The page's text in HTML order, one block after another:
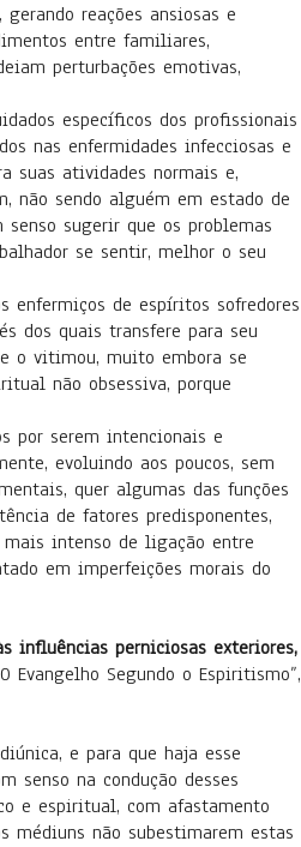
reações ansiosas e
entre familiares,
perturbações emotivas,
específicos dos profissionais
nas enfermidades infecciosas e
suas atividades normais e,
não sendo alguém em estado de
sugerir que os problemas
se sentir, melhor o seu
enfermiços de espíritos sofredores
dos quais transfere para seu
o vitimou, muito embora se
não obsessiva, porque
serem intencionais e
evoluindo aos poucos, sem
quer algumas das funções
de fatores predisponentes,
mais intenso de ligação entre
em imperfeições morais do
influências perniciosas exteriores,
Evangelho Segundo o Espiritismo”,
e para que haja esse
senso na condução desses
e espiritual, com afastamento
médiuns não subestimarem estas